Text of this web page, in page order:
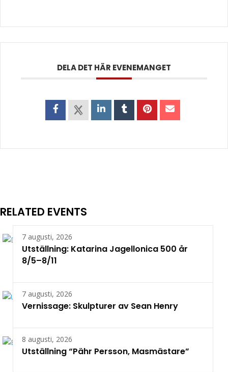
DELA DET HÄR EVENEMANGET
RELATED EVENTS
7 augusti, 2026
Utställning: Katarina Jagellonica 500 år
8/5–8/11
7 augusti, 2026
Vernissage: Skulpturer av Sean Henry
8 augusti, 2026
Utställning “Pähr Persson, Masmästare”